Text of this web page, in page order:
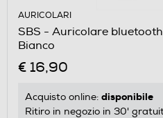
AURICOLARI
SBS - Auricolare
Bianco
€ 16,90
Acquisto online: disponibile
Ritiro in negozio in 30'